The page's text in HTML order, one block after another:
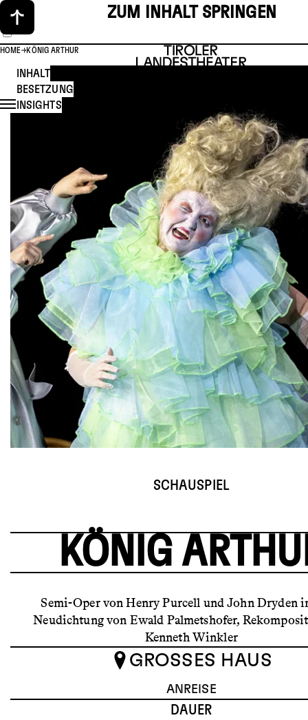
ZUM INHALT SPRINGEN
HOME KÖNIG ARTHUR
INHALT
BESETZUNG
INSIGHTS
SCHAUSPIEL
KÖNIG
Semi­-Oper von Henry Purcell und John Dryden
Neudichtung von Ewald Palmetshofer,
Kenneth Winkler
GROSSES HAUS
ANREISE
DAUER